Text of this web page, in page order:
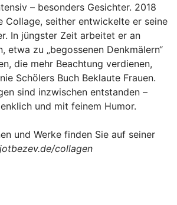
– besonders Gesichter. 2018
Collage, seither entwickelte er seine
In jüngster Zeit arbeitet er an
etwa zu „begossenen Denkmälern“
die mehr Beachtung verdienen,
Schölers Buch Beklaute Frauen.
sind inzwischen entstanden –
und mit feinem Humor.
und Werke finden Sie auf seiner
collagen